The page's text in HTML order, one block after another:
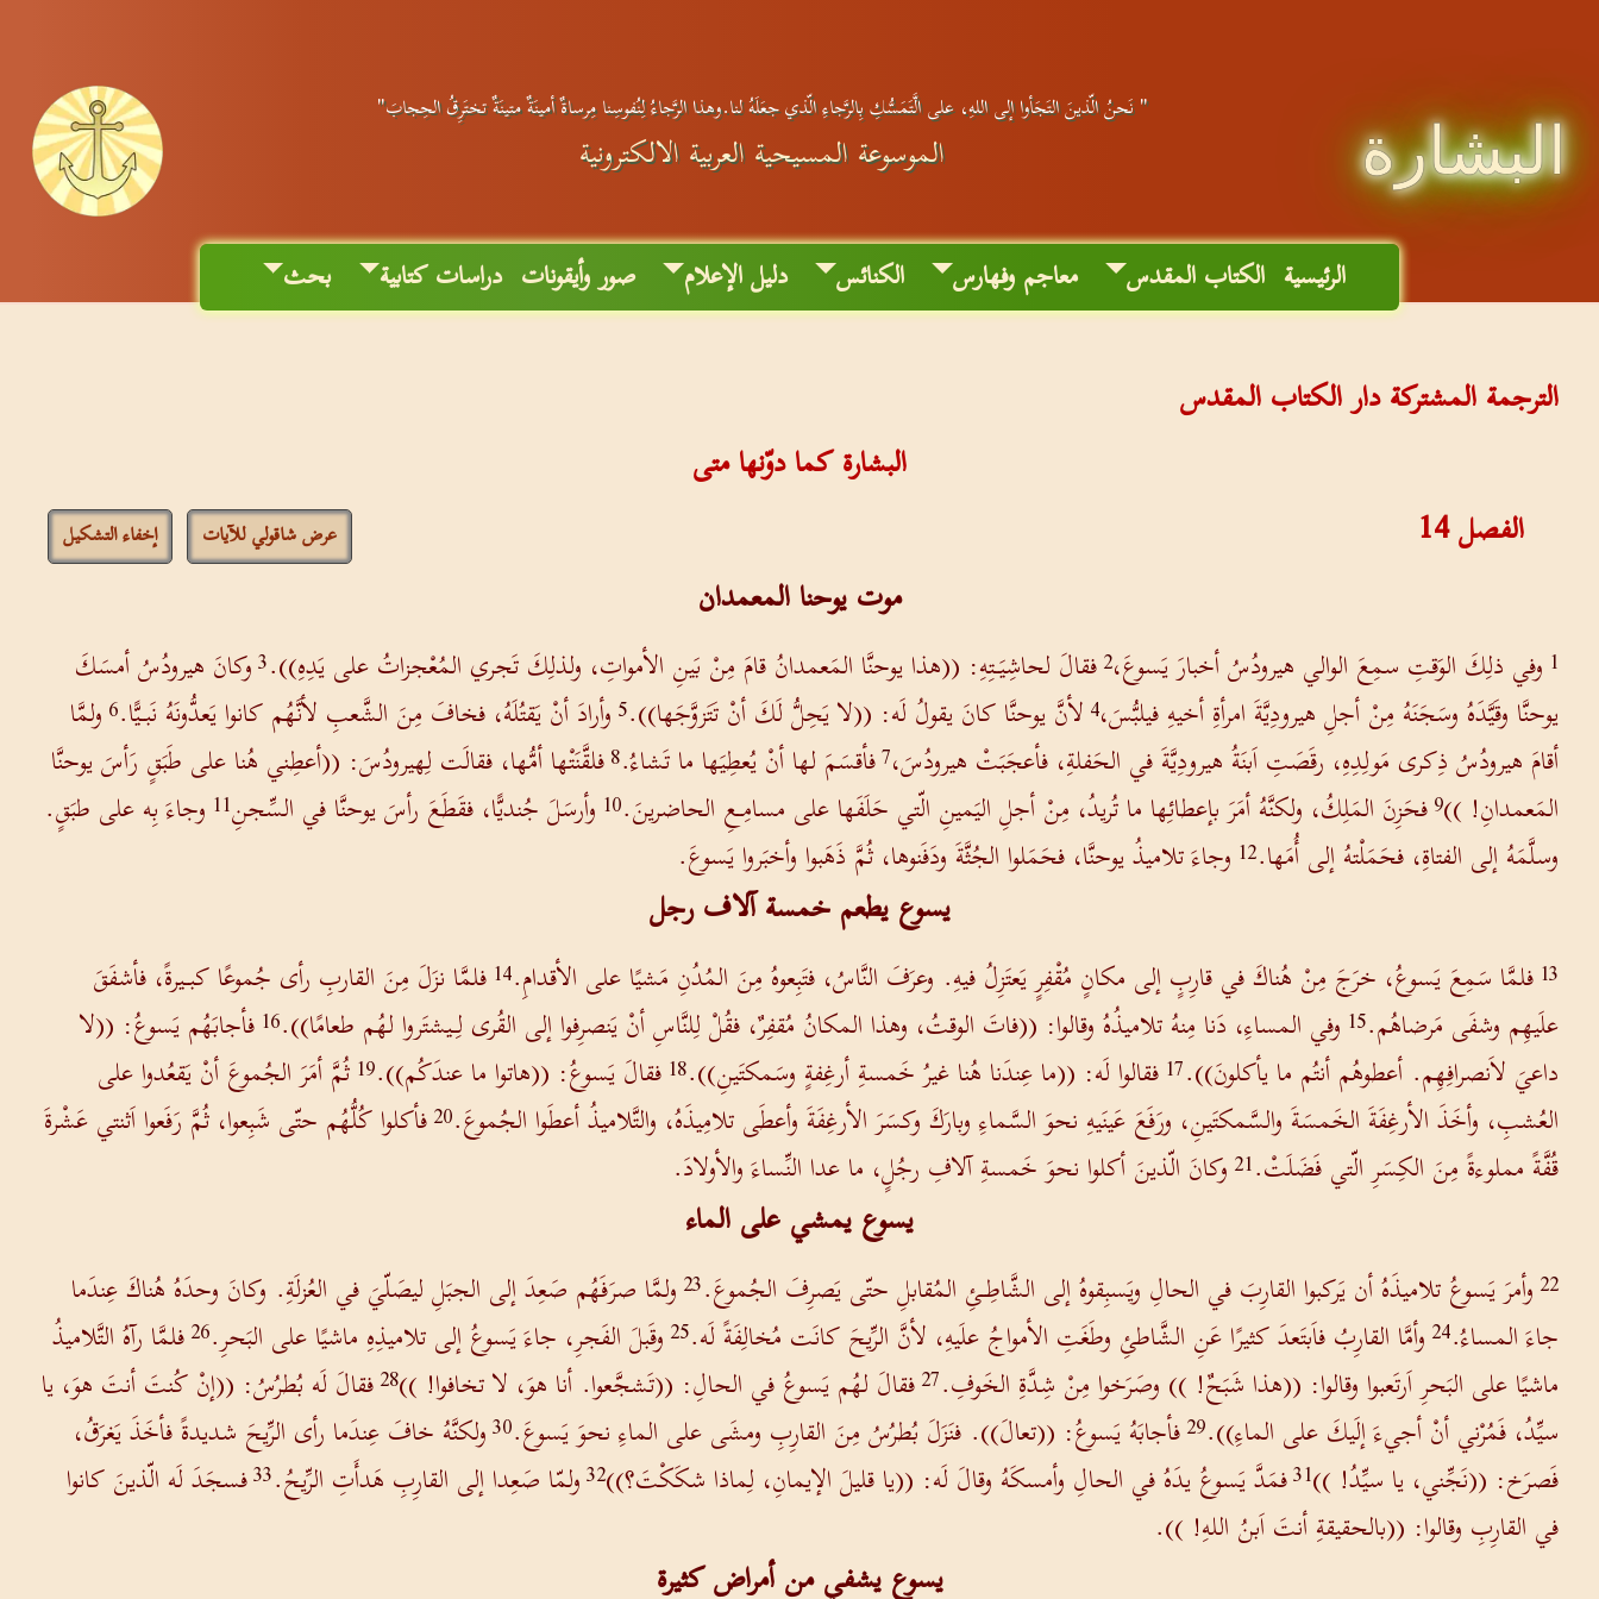
البشارة
" نَحنُ الّذينَ التَجَأوا إلى اللهِ، على الَّتَمَسُّكِ بِالرَّجاءِ الّذي جعَلَهُ لنا.وهذا الرَّجاءُ لِنُفوسِنا مِرساةٌ أمينَةٌ متينَةٌ تختَرِقُ الحِجابَ"
الموسوعة المسيحية العربية الالكترونية
الرئيسية الكتاب المقدس معاجم وفهارس الكنائس دليل الإعلام صور وأيقونات دراسات كتابية بحث
الترجمة المشتركة دار الكتاب المقدس
البشارة كما دوّنها متى
الفصل14 عرض شاقولي للآيات إخفاء التشكيل
موت يوحنا المعمدان
1 وفي ذلِكَ الوَقتِ سمِعَ الوالي هيرودُسُ أخبارَ يَسوعَ،2فقالَ لحاشِيَـتِهِ: ((هذا يوحنَّا المَعمدانُ قامَ مِنْ بَينِ الأمواتِ، ولذلِكَ تَجري المُعْجزاتُ على يَدِهِ)).3وكانَ هيرودُسُ أمسَكَ
يوحنَّا وقَيَّدَهُ وسَجَنَهُ مِنْ أجلِ هيرودِيَّةَ امرأةِ أخيهِ فيلبُّسَ،4لأنَّ يوحنَّا كانَ يقولُ لَه: ((لا يَحِلُّ لَكَ أنْ تَتَزوَّجَها)).5وأرادَ أنْ يَقتُلَهُ، فخافَ مِنَ الشَّعبِ لأنَّهُم كانوا يَعدُّونَهُ نَبـيًّا.6ولمَّا
أقامَ هيرودُسُ ذِكرى مَولِدِهِ، رقَصَتِ اَبنَةُ هيرودِيَّةَ في الحَفلةِ، فأعجَبَتْ هيرودُسَ،7فأقسَمَ لها أنْ يُعطِيَها ما تَشاءُ.8فلقَّنَتْها أمُّها، فقالَت لِهيرودُسَ: ((أعطِني هُنا على طَبَقٍ رَأسَ يوحنَّا
المَعمدانِ! ))9فحَزِنَ المَلِكُ، ولكنَّهُ أمَرَ بإعطائِها ما تُريدُ، مِنْ أجلِ اليَمينِ الّتي حَلَفَها على مسامِـعِ الحاضرينَ.10 وأرسَلَ جُنديًّا، فقَطَعَ رأسَ يوحنَّا في السِّجنِ11 وجاءَ بِه على طبَقٍ.
وسلَّمَهُ إلى الفتاةِ، فحَمَلْتهُ إلى أُمَها.12 وجاءَ تلاميذُ يوحنَّا، فحَمَلوا الجُثَّةَ ودَفَنوها، ثُمَّ ذَهَبوا وأخبَروا يَسوعَ.
يسوع يطعم خمسة آلاف رجل
13فلمَّا سَمِعَ يَسوعُ، خرَجَ مِنْ هُناكَ في قارِبٍ إلى مكانٍ مُقْفِرٍ يَعتَزِلُ فيهِ. وعرَفَ النَّاسُ، فتَبِعوهُ مِنَ المُدُنِ مَشيًا على الأقدامِ.14فلمَّا نزَلَ مِنَ القاربِ رأى جُموعًا كبـيرةً، فأشفَقَ
علَيهِم وشفَى مَرضاهُم.15 وفي المساءِ، دَنا مِنهُ تلاميذُهُ وقالوا: ((فاتَ الوقتُ، وهذا المكانُ مُقفِرٌ، فقُلْ لِلنَّاسِ أنْ يَنصرِفوا إلى القُرى لِـيشتَروا لهُم طعامًا)).16فأجابَهُم يَسوعُ: ((لا
داعيَ لاَنصرافِهِم. أعطوهُم أنتُم ما يأكلونَ)).17فقالوا لَه: ((ما عِندَنا هُنا غيرُ خَمسةِ أرغِفةٍ وسَمكتَينِ)).18فقالَ يَسوعُ: ((هاتوا ما عندَكُم)).19ثُمَّ أمَرَ الجُموعَ أنْ يَقعُدوا على
العُشبِ، وأخَذَ الأرغِفَةَ الخَمسَةَ والسَّمكتَينِ، ورَفَعَ عَينَيهِ نحوَ السَّماءِ وبارَكَ وكسَرَ الأرغِفَةَ وأعطَى تلامِيذَهُ، والتَّلاميذُ أعطَوا الجُموعَ.20فأكلوا كُلُّهُم حتّى شَبِعوا، ثُمَّ رَفَعوا اَثنتي عَشْرةَ
قُفَّةً مملوءةً مِنَ الكِسَرِ الّتي فَضَلَتْ.21وكانَ الّذينَ أكلوا نحوَ خَمسةِ آلافِ رجُلٍ، ما عدا النِّساءَ والأولادَ.
يسوع يمشي على الماء
22وأمرَ يَسوعُ تلاميذَهُ أن يَركبوا القارِبَ في الحالِ ويَسبِقوهُ إلى الشَّاطِـئِ المُقابلِ حتّى يَصرِفَ الجُموعَ.23ولمَّا صرَفَهُم صَعِدَ إلى الجبَلِ ليصَلّيَ في العُزلَةِ. وكانَ وحدَهُ هُناكَ عِندَما
جاءَ المساءُ.24وأمَّا القارِبُ فاَبتَعدَ كثيرًا عَنِ الشَّاطئِ وطَغَتِ الأمواجُ علَيهِ، لأنَّ الرِّيحَ كانَت مُخالِفَةً لَه.25وقَبلَ الفَجرِ، جاءَ يَسوعُ إلى تلاميذِهِ ماشيًا على البَحرِ.26فلمَّا رآهُ التَّلاميذُ
ماشيًا على البَحرِ اَرتَعبوا وقالوا: ((هذا شَبَحٌ! )) وصَرَخوا مِنْ شِدَّةِ الخَوفِ.27فقالَ لهُم يَسوعُ في الحالِ: ((تَشجَّعوا. أنا هوَ، لا تخافوا! ))28فقالَ لَه بُطرُسُ: ((إنْ كُنتَ أنتَ هوَ، يا
سيِّدُ، فَمُرْني أنْ أجيءَ إلَيكَ على الماءِ)).29فأجابَهُ يَسوعُ: ((تعالَ)). فنَزَلَ بُطرُسُ مِنَ القارِبِ ومشَى على الماءِ نحوَ يَسوعَ.30ولكنَّهُ خافَ عِندَما رأى الرِّيحَ شديدةً فأخَذَ يَغرَقُ،
فَصرَخ: ((نَجِّني، يا سيِّدُ! ))31فمَدَّ يَسوعُ يدَهُ في الحالِ وأمسكَهُ وقالَ لَه: ((يا قليلَ الإيمانِ، لِماذا شكَكْتَ؟))32ولمّا صَعِدا إلى القارِبِ هَدأَتِ الرِّيحُ.33فسجَدَ لَه الّذينَ كانوا
في القارِبِ وقالوا: ((بالحقيقةِ أنتَ اَبنُ اللهِ! )).
يسوع يشفي من أمراض كثيرة